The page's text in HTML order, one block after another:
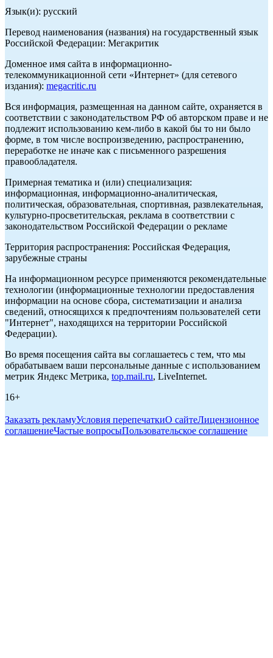
Язык(и): русский
Перевод наименования (названия) на государственный язык
Российской Федерации: Мегакритик
Доменное имя сайта в информационно-
телекоммуникационной сети «Интернет» (для сетевого
издания): megacritic.ru
Вся информация, размещенная на данном сайте, охраняется в
соответствии с законодательством РФ об авторском праве и не
подлежит использованию кем-либо в какой бы то ни было
форме, в том числе воспроизведению, распространению,
переработке не иначе как с письменного разрешения
правообладателя.
Примерная тематика и (или) специализация:
информационная, информационно-аналитическая,
политическая, образовательная, спортивная, развлекательная,
культурно-просветительская, реклама в соответствии с
законодательством Российской Федерации о рекламе
Территория распространения: Российская Федерация,
зарубежные страны
На информационном ресурсе применяются рекомендательные
технологии (информационные технологии предоставления
информации на основе сбора, систематизации и анализа
сведений, относящихся к предпочтениям пользователей сети
"Интернет", находящихся на территории Российской
Федерации).
Во время посещения сайта вы соглашаетесь с тем, что мы
обрабатываем ваши персональные данные с использованием
метрик Яндекс Метрика, top.mail.ru, LiveInternet.
16+
Заказать рекламуУсловия перепечаткиО сайтеЛицензионное
соглашениеЧастые вопросыПользовательское соглашение